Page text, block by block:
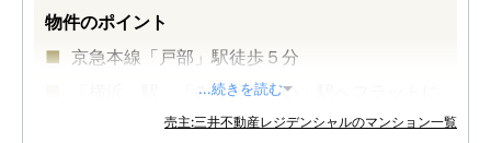
物件のポイント
京急本線「戸部」駅徒歩５分
「横浜」駅、「みなとみらい」駅へフラットに
繋がる徒歩１８分
...続きを読む
売主:三井不動産レジデンシャルのマンション一覧